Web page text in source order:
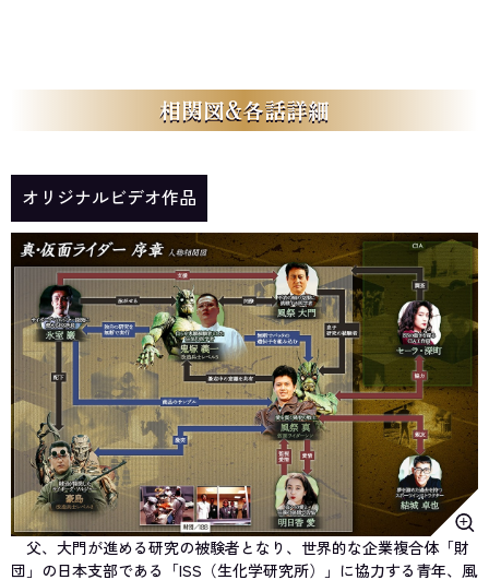
相関図&各話詳細
オリジナルビデオ作品
父、大門が進める研究の被験者となり、世界的な企業複合体「財
団」の日本支部である「ISS（生化学研究所）」に協力する青年、風